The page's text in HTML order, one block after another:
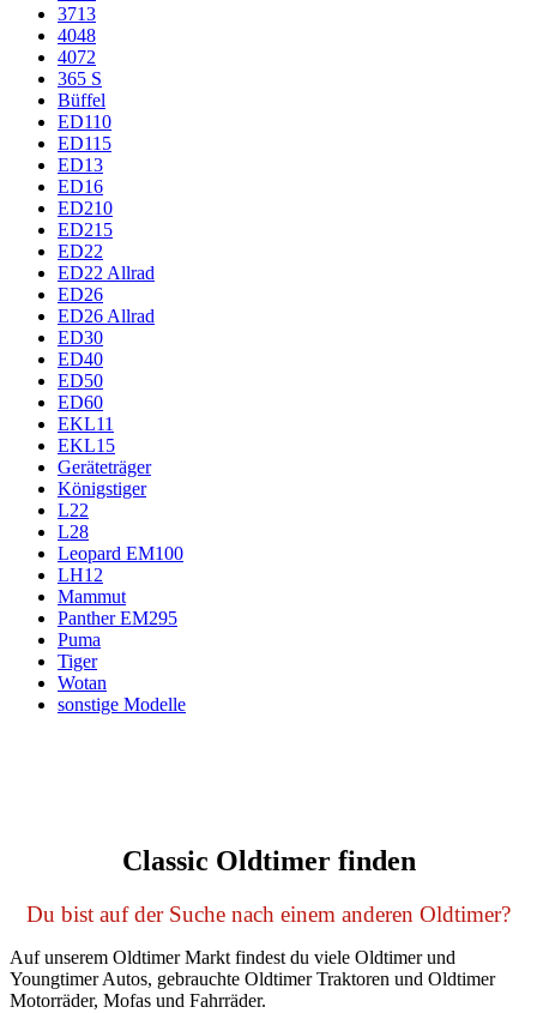
3713
4048
4072
365 S
Büffel
ED110
ED115
ED13
ED16
ED210
ED215
ED22
ED22 Allrad
ED26
ED26 Allrad
ED30
ED40
ED50
ED60
EKL11
EKL15
Geräteträger
Königstiger
L22
L28
Leopard EM100
LH12
Mammut
Panther EM295
Puma
Tiger
Wotan
sonstige Modelle
Classic Oldtimer finden
Du bist auf der Suche nach einem anderen Oldtimer?
Auf unserem Oldtimer Markt findest du viele Oldtimer und
Youngtimer Autos, gebrauchte Oldtimer Traktoren und Oldtimer
Motorräder, Mofas und Fahrräder.